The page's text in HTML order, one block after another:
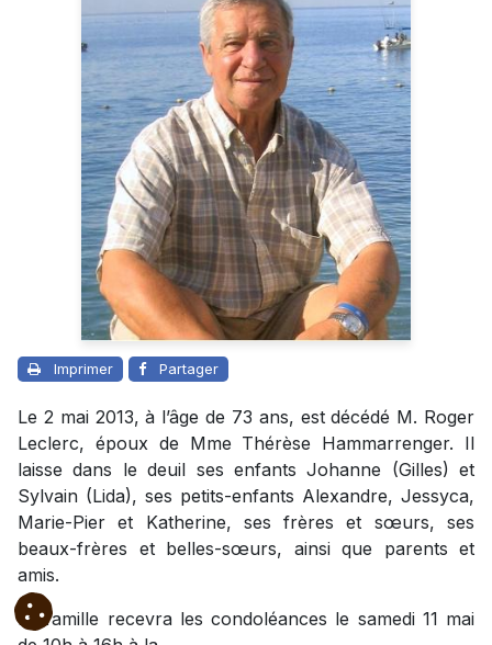
Imprimer Partager
Le 2 mai 2013, à l’âge de 73 ans, est décédé M. Roger
Leclerc, époux de Mme Thérèse Hammarrenger. Il
laisse dans le deuil ses enfants Johanne (Gilles) et
Sylvain (Lida), ses petits-enfants Alexandre, Jessyca,
Marie-Pier et Katherine, ses frères et sœurs, ses
beaux-frères et belles-sœurs, ainsi que parents et
amis.
La famille recevra les condoléances le samedi 11 mai